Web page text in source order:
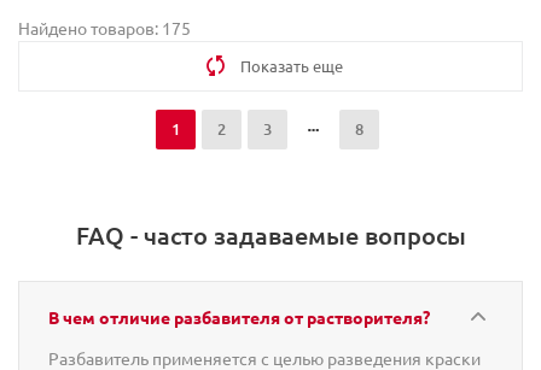
Найдено товаров: 175
Показать еще
1 2 3 8
FAQ - часто задаваемые вопросы
В чем отличие разбавителя от растворителя?
Разбавитель применяется с целью разведения краски